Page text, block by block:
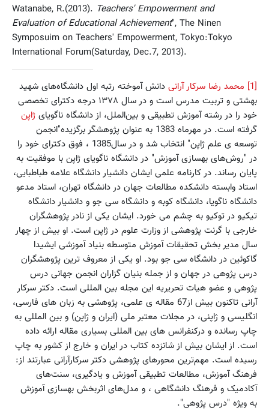
Watanabe, R.(2013). Teachers' Empowerment and
Evaluation of Educational Achievement", The Ninen
Symposuim on Teachers' Empowerment, Tokyo:Tokyo
International Forum(Saturday, Dec.7, 2013).
[1] محمد رضا سرکار آرانی دانش آموخته رتبه اول دانشگاه‌های شهید
بهشتی و تربیت مدرس است و در سال ١٣٧٨ درجه دکترای تخصصی
خود را در رشته آموزش تطبیقی و بین‌الملل، از دانشگاه ناگویاى ژاپن
گرفته است. در مهرماه 1383 به عنوان پژوهشگر برگزیده"انجمن
توسعه ی علم ژاپن" انتخاب شد و در سال1385 ، فوق دکتراى خود را
در "روش‌های بهسازی آموزش" در دانشگاه ناگویاى ژاپن با موفقیت به
پایان رساند. در کارنامه علمی ایشان دانشیار دانشگاه علامه طباطبایى،
استاد وابسته دانشکده مطالعات جهان در دانشگاه تهران، استاد مدعو
دانشگاه ناگویا، دانشگاه کوبه و دانشگاه سی جو و دانشیار دانشگاه
تیکیو در توکیو به چشم می خورد. ایشان یکی از نادر پژوهشگران
خارجی با گرنت پژوهشی از وزارت علوم در ژاپن است. او بیش از چهار
سال مدیر بخش تحقیقات آموزش متوسطه بنیاد آموزشی ایشیدا
گاکوئین در دانشگاه سی جو بود. او یکی از معروف ترین پژوهشگران
درس پژوهی در جهان و از جمله بنیان گزاران انجمن جهانی درس
پژوهی و عضو هیات تحریریه این مجله بین المللی است. دکتر سرکار
آرانی تاکنون بیش از67 مقاله ى علمى، پژوهشى به زبان های فارسى،
انگلیسى و ژاپنى، در مجلات معتبر ملی (ایران و ژاپن) و بین المللی به
چاپ رسانده و درکنفرانس های بین المللی بسیاری مقاله ارائه داده
است. از ایشان بیش از شانزده کتاب در ایران و خارج از کشور به چاپ
رسیده است. مهم‌ترین محورهای پژوهشی دکتر سرکارآرانی عبارتند از:
فرهنگ آموزش، مطالعات تطبیقی آموزش و یادگیری، سنت‌های
آکادمیک و فرهنگ دانشگاهی ، و مدل‌های اثربخش بهسازی آموزش
به ویژه "درس پژوهی".